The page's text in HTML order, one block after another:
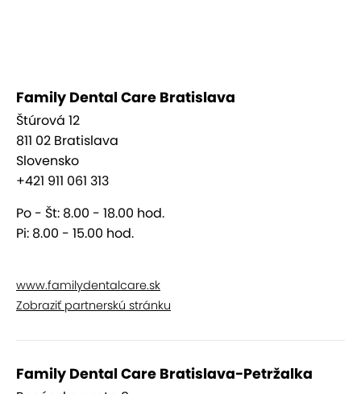
Family Dental Care Bratislava
Štúrová 12
811 02 Bratislava
Slovensko
+421 911 061 313
Po - Št: 8.00 - 18.00 hod.
Pi: 8.00 - 15.00 hod.
www.familydentalcare.sk
Zobraziť partnerskú stránku
Family Dental Care Bratislava-Petržalka